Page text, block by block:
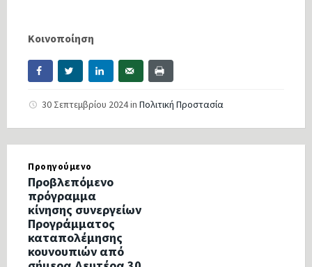
Κοινοποίηση
30 Σεπτεμβρίου 2024in Πολιτική Προστασία
Προηγούμενο
Προβλεπόμενο
πρόγραμμα
κίνησης συνεργείων
Προγράμματος
καταπολέμησης
κουνουπιών από